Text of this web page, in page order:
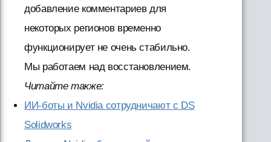
добавление комментариев для
некоторых регионов временно
функционирует не очень стабильно.
Мы работаем над восстановлением.
Читайте также:
ИИ-боты и Nvidia сотрудничают с DS
Solidworks